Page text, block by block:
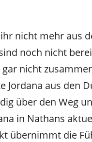
nicht mehr aus
noch nicht
nicht
Jordana aus den
über den Weg
in Nathans
übernimmt die